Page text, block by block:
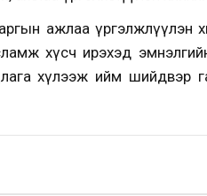
ажлаа үргэлжлүүлэн
хүсч ирэхэд
хүлээж ийм шийдвэр